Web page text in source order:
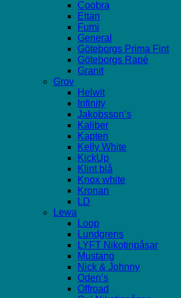
Coobra
Ettan
Fumi
General
Göteborgs Prima Fint
Göteborgs Rapé
Granit
Grov
Helwit
Infinity
Jakobsson’s
Kaliber
Kapten
Kelly White
KickUp
Klint blå
Knox white
Kronan
LD
Lewa
Loop
Lundgrens
LYFT Nikotinpåsar
Mustang
Nick & Johnny
Oden’s
Offroad